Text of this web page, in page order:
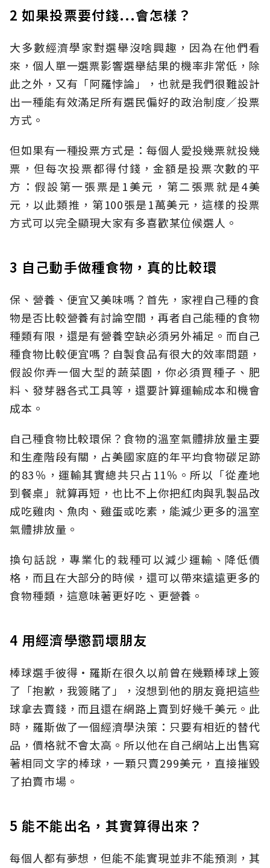
2 如果投票要付錢...會怎樣？
大多數經濟學家對選舉沒啥興趣，因為在他們看
來，個人單一選票影響選舉結果的機率非常低，除
此之外，又有「阿羅悖論」，也就是我們很難設計
出一種能有效滿足所有選民偏好的政治制度／投票
方式。
但如果有一種投票方式是：每個人愛投幾票就投幾
票，但每次投票都得付錢，金額是投票次數的平
方：假設第一張票是1美元，第二張票就是4美
元，以此類推，第100張是1萬美元，這樣的投票
方式可以完全顯現大家有多喜歡某位候選人。
3 自己動手做種食物，真的比較環
保、營養、便宜又美味嗎？首先，家裡自己種的食
物是否比較營養有討論空間，再者自己能種的食物
種類有限，還是有營養空缺必須另外補足。而自己
種食物比較便宜嗎？自製食品有很大的效率問題，
假設你弄一個大型的蔬菜園，你必須買種子、肥
料、發芽器各式工具等，還要計算運輸成本和機會
成本。
自己種食物比較環保？食物的溫室氣體排放量主要
和生產階段有關，占美國家庭的年平均食物碳足跡
的83％，運輸其實總共只占11％。所以「從產地
到餐桌」就算再短，也比不上你把紅肉與乳製品改
成吃雞肉、魚肉、雞蛋或吃素，能減少更多的溫室
氣體排放量。
換句話說，專業化的栽種可以減少運輸、降低價
格，而且在大部分的時候，還可以帶來遠遠更多的
食物種類，這意味著更好吃、更營養。
4 用經濟學懲罰壞朋友
棒球選手彼得‧羅斯在很久以前曾在幾顆棒球上簽
了「抱歉，我簽賭了」，沒想到他的朋友竟把這些
球拿去賣錢，而且還在網路上賣到好幾千美元。此
時，羅斯做了一個經濟學決策：只要有相近的替代
品，價格就不會太高。所以他在自己網站上出售寫
著相同文字的棒球，一顆只賣299美元，直接摧毀
了拍賣市場。
5 能不能出名，其實算得出來？
每個人都有夢想，但能不能實現並非不能預測，其